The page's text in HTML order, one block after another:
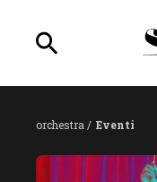
orchestra / Eventi